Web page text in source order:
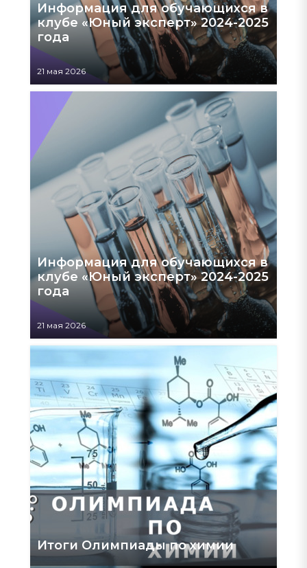
Информация для обучающихся в
клубе «Юный эксперт» 2024-2025
года
21 мая 2026
Информация для обучающихся в
клубе «Юный эксперт» 2024-2025
года
21 мая 2026
Итоги Олимпиады по химии